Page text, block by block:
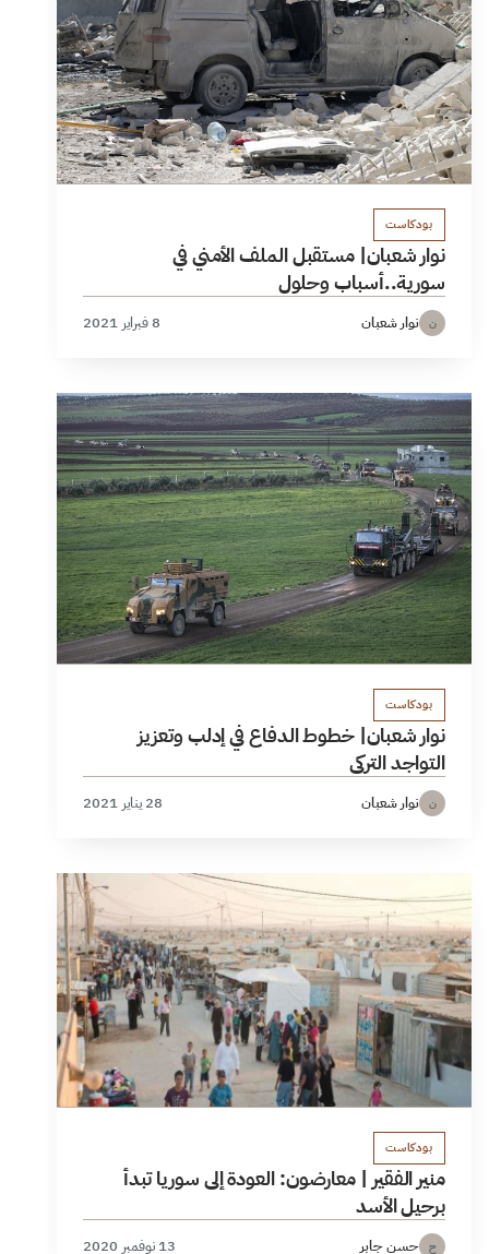
بودكاست
نوار شعبان| مستقبل الملف الأمني في
سورية..أسباب وحلول
ن نوار شعبان 8 فبراير 2021
بودكاست
نوار شعبان| خطوط الدفاع في إدلب وتعزيز
التواجد التركي
ن نوار شعبان 28 يناير 2021
بودكاست
منير الفقير | معارضون: العودة إلى سوريا تبدأ
برحيل الأسد
ح حسن جابر 13 نوفمبر 2020